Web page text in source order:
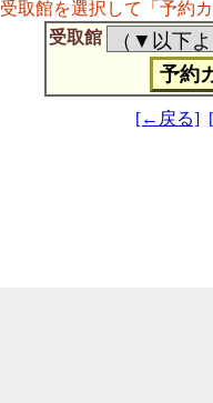
受取館を選択して「予約
受取館
[←戻る]